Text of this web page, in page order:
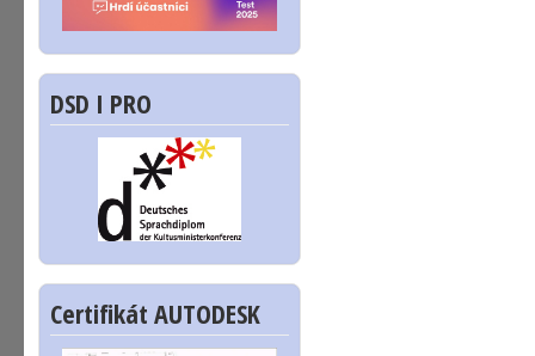
DSD I PRO
Certifikát AUTODESK